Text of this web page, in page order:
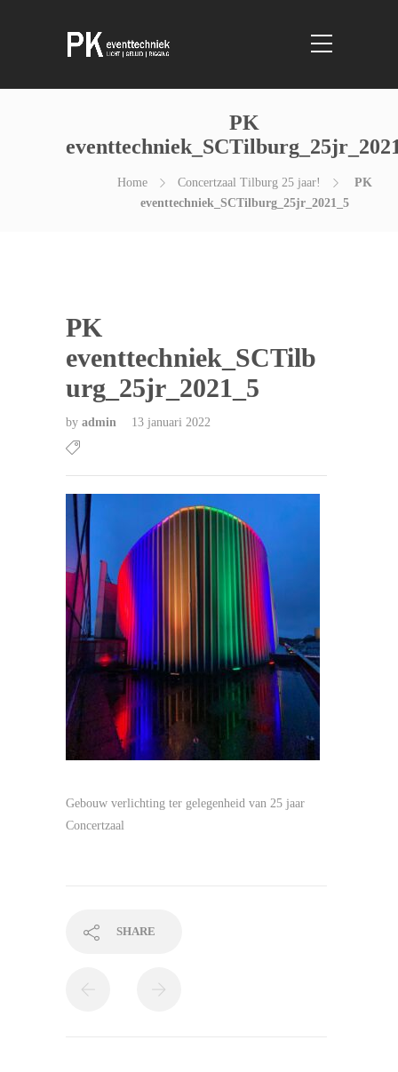
PK
Home Concertzaal Tilburg 25 jaar!
PK
eventtechniek_SCTilburg_25jr_2021_5
PK
eventtechniek_SCTilb
urg_25jr_2021_5
by admin 13 januari 2022
Gebouw verlichting ter gelegenheid van 25 jaar
Concertzaal
SHARE